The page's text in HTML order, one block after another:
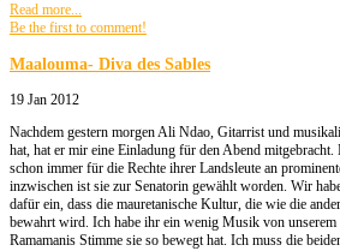
Read more...
Be the first to comment!
Maalouma- Diva des Sables
19 Jan 2012
Nachdem gestern morgen Ali Ndao, Gitarrist und
hat, hat er mir eine Einladung für den Abend
schon immer für die Rechte ihrer Landsleute an
inzwischen ist sie zur Senatorin gewählt worden. Wir
dafür ein, dass die mauretanische Kultur, die wie die
bewahrt wird. Ich habe ihr ein wenig Musik von
Ramamanis Stimme sie so bewegt hat. Ich muss die